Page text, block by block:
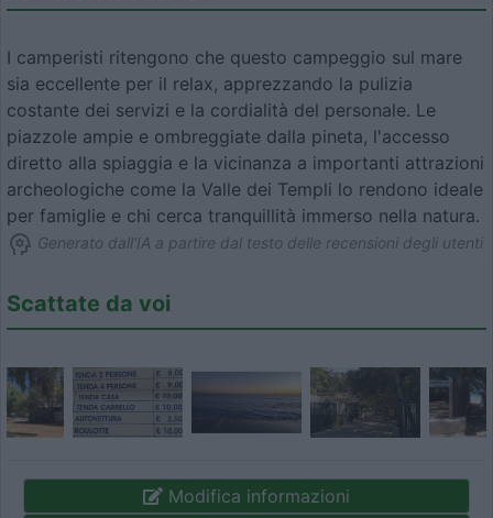
I camperisti ritengono che questo campeggio sul mare
sia eccellente per il relax, apprezzando la pulizia
costante dei servizi e la cordialità del personale. Le
piazzole ampie e ombreggiate dalla pineta, l'accesso
diretto alla spiaggia e la vicinanza a importanti attrazioni
archeologiche come la Valle dei Templi lo rendono ideale
per famiglie e chi cerca tranquillità immerso nella natura.
Generato dall'IA a partire dal testo delle recensioni degli utenti
Scattate da voi
Modifica informazioni